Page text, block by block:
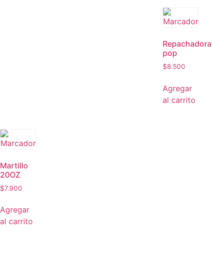
Repachadora
pop
$8.500
Agregar
al carrito
Martillo
20OZ
$7.900
Agregar
al carrito